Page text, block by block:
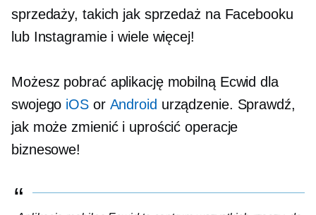
sprzedaży, takich jak sprzedaż na Facebooku
lub Instagramie i wiele więcej!
Możesz pobrać aplikację mobilną Ecwid dla
swojego iOSor Android urządzenie. Sprawdź,
jak może zmienić i uprościć operacje
biznesowe!